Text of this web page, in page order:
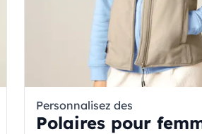
Personnalisez des
Polaires pour